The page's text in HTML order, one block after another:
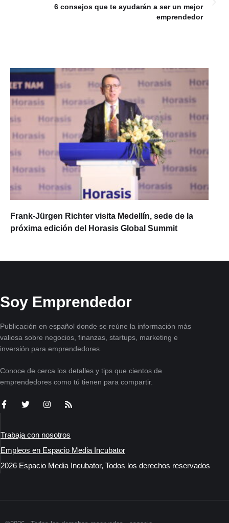
6 consejos que te ayudarán a ser un mejor
emprendedor
Frank-Jürgen Richter visita Medellín, sede de la
próxima edición del Horasis Global Summit
Soy Emprendedor
Publicación en español donde se reúne la información más
valiosa sobre negocios, finanzas, startups, marketing e
inversión para emprendedores.
Conoce de cerca los detalles y tips que cientos de
emprendedores como tú tienen para compartir.
Trabaja con nosotros
Empleos en Espacio Media Incubator
2026 Espacio Media Incubator, Todos los derechos reservados